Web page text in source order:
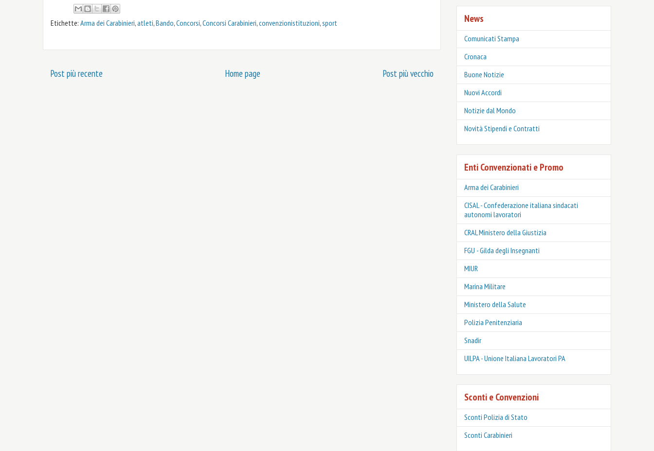
Etichette: Arma dei Carabinieri,atleti,Bando,Concorsi,Concorsi Carabinieri,convenzionistituzioni,sport
Post più recente Post più vecchio
Home page
News
Comunicati Stampa
Cronaca
Buone Notizie
Nuovi Accordi
Notizie dal Mondo
Novità Stipendi e Contratti
Enti Convenzionati e Promo
Arma dei Carabinieri
CISAL - Confederazione italiana sindacati
autonomi lavoratori
CRAL Ministero della Giustizia
FGU - Gilda degli Insegnanti
MIUR
Marina Militare
Ministero della Salute
Polizia Penitenziaria
Snadir
UILPA - Unione Italiana Lavoratori PA
Sconti e Convenzioni
Sconti Polizia di Stato
‎Sconti Carabinieri